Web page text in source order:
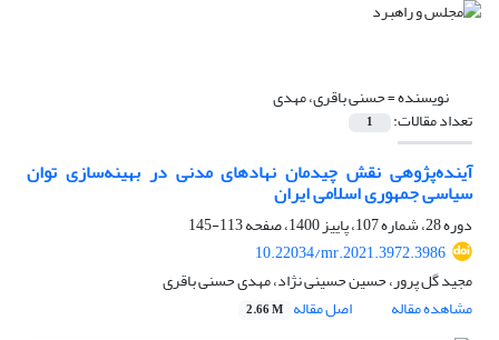
نویسنده =حسنی باقری، مهدی
تعداد مقالات: 1
آینده‌پژوهی نقش چیدمان نهادهای مدنی در بهینه‌سازی توان
سیاسی جمهوری اسلامی ایران
دوره 28، شماره 107، پاییز 1400، صفحه
113-145
10.22034/mr.2021.3972.3986
مجید گل پرور، حسین حسینی نژاد، مهدی حسنی باقری
مشاهده مقاله
اصل مقاله 2.66 M